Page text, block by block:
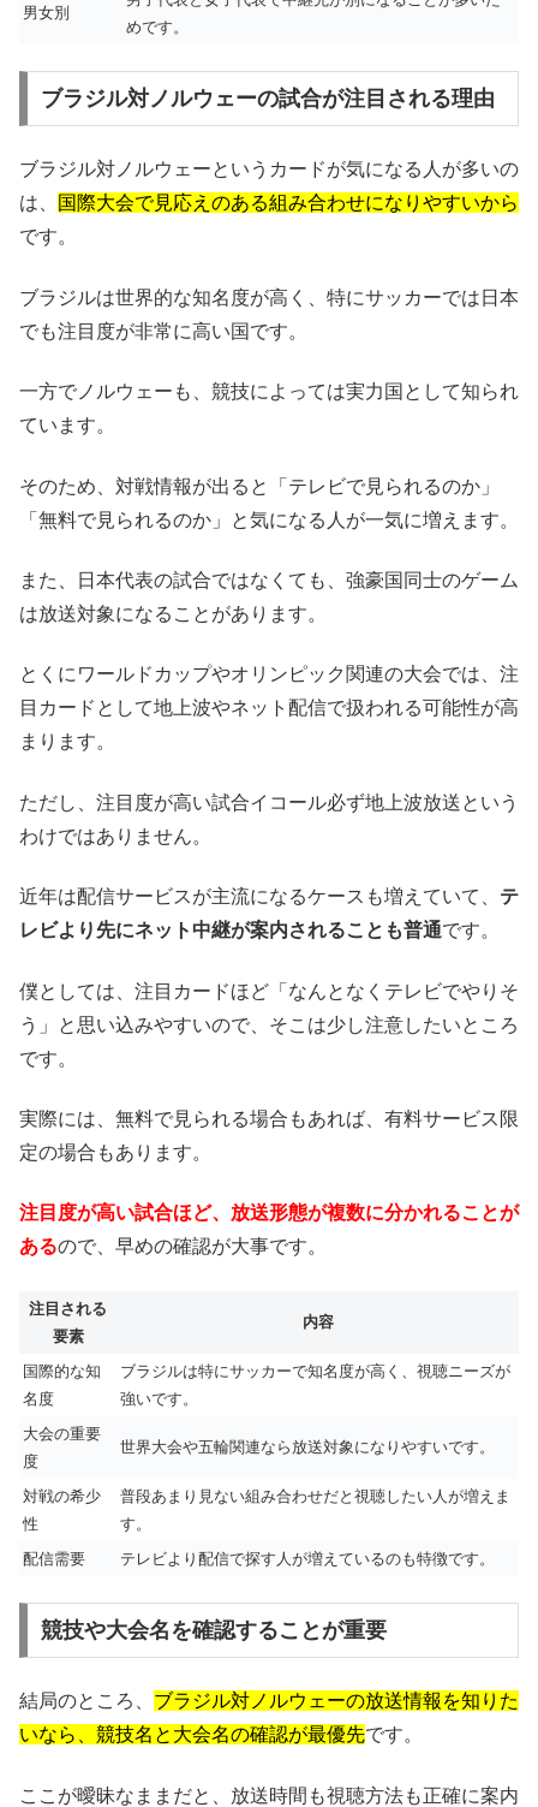
男女別
めです。
ブラジル対ノルウェーの試合が注目される理由
ブラジル対ノルウェーというカードが気になる人が多いの
は、
国際大会で見応えのある組み合わせになりやすいから
です。
ブラジルは世界的な知名度が高く、特にサッカーでは日本
でも注目度が非常に高い国です。
一方でノルウェーも、競技によっては実力国として知られ
ています。
そのため、対戦情報が出ると「テレビで見られるのか」
「無料で見られるのか」と気になる人が一気に増えます。
また、日本代表の試合ではなくても、強豪国同士のゲーム
は放送対象になることがあります。
とくにワールドカップやオリンピック関連の大会では、注
目カードとして地上波やネット配信で扱われる可能性が高
まります。
ただし、注目度が高い試合イコール必ず地上波放送という
わけではありません。
近年は配信サービスが主流になるケースも増えていて、 テ
レビより先にネット中継が案内されることも普通です。
僕としては、注目カードほど「なんとなくテレビでやりそ
う」と思い込みやすいので、そこは少し注意したいところ
です。
実際には、無料で見られる場合もあれば、有料サービス限
定の場合もあります。
注目度が高い試合ほど、放送形態が複数に分かれることが
あるので、早めの確認が大事です。
注目される
要素
内容
国際的な知
名度
ブラジルは特にサッカーで知名度が高く、視聴ニーズが
強いです。
大会の重要
度
世界大会や五輪関連なら放送対象になりやすいです。
対戦の希少
性
普段あまり見ない組み合わせだと視聴したい人が増えま
す。
配信需要
テレビより配信で探す人が増えているのも特徴です。
競技や大会名を確認することが重要
結局のところ、 ブラジル対ノルウェーの放送情報を知りた
いなら、競技名と大会名の確認が最優先です。
ここが曖昧なままだと、放送時間も視聴方法も正確に案内